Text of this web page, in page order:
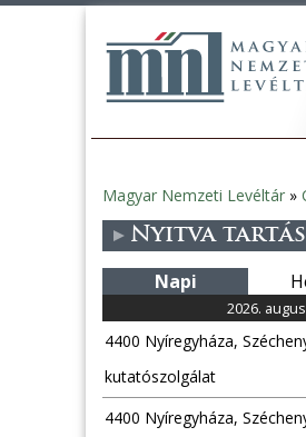
Jelenlegi
hely
Magyar Nemzeti Levéltár »
Nyitva tartás
Napi
2026.
4400 Nyíregyháza,
kutatószolgálat
4400 Nyíregyháza,